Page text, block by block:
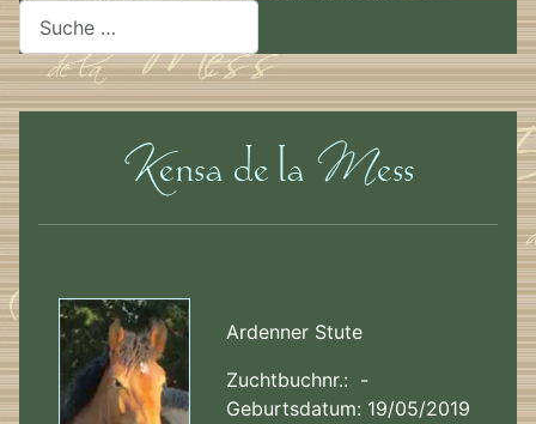
Suchen
Ardenner Stute
Zuchtbuchnr.: -
Geburtsdatum: 19/05/2019